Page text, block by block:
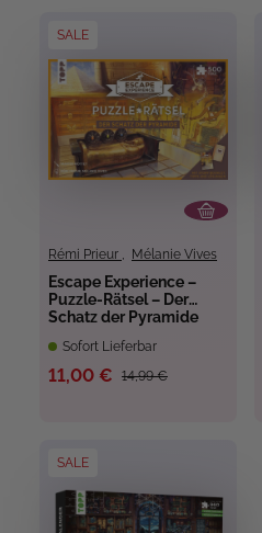
SALE
Rémi Prieur , Mélanie Vives
Escape Experience –
Puzzle-Rätsel – Der
Schatz der Pyramide
Sofort Lieferbar
14,99 €
11,00 €
SALE